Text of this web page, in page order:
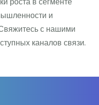
и
с нашими
каналов связи.